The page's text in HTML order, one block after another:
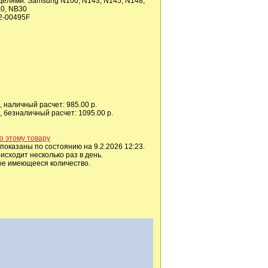
NB30
00495F
наличный расчет: 985.00 р.
безналичный расчет: 1095.00 р.
этому товару
по состоянию на 9.2.2026 12:23.
несколько раз в день.
имеющееся количество.